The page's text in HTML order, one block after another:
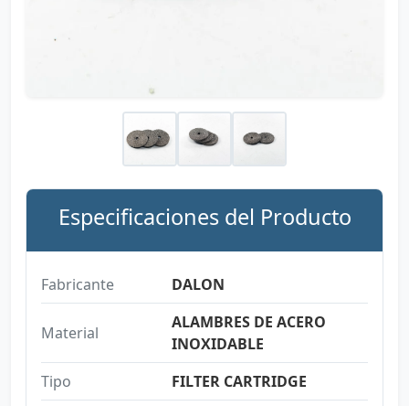
Especificaciones del Producto
Fabricante DALON
Material
ALAMBRES DE ACERO
INOXIDABLE
Tipo
FILTER CARTRIDGE